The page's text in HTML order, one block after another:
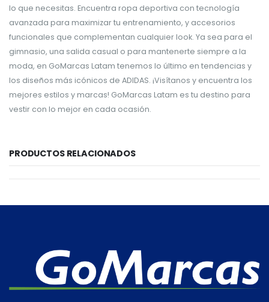
lo que necesitas. Encuentra ropa deportiva con tecnología
avanzada para maximizar tu entrenamiento, y accesorios
funcionales que complementan cualquier look. Ya sea para el
gimnasio, una salida casual o para mantenerte siempre a la
moda, en GoMarcas Latam tenemos lo último en tendencias y
los diseños más icónicos de ADIDAS. ¡Visítanos y encuentra los
mejores estilos y marcas! GoMarcas Latam es tu destino para
vestir con lo mejor en cada ocasión.
PRODUCTOS RELACIONADOS